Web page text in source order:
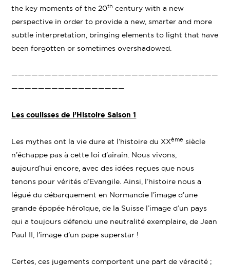
the key moments of the 20th century with a new
perspective in order to provide a new, smarter and more
subtle interpretation, bringing elements to light that have
been forgotten or sometimes overshadowed.
———————————————————————————————
—————————————————
Les coulisses de l’Histoire Saison 1
Les mythes ont la vie dure et l’histoire du XXème siècle
n’échappe pas à cette loi d’airain. Nous vivons,
aujourd’hui encore, avec des idées reçues que nous
tenons pour vérités d’Evangile. Ainsi, l’histoire nous a
légué du débarquement en Normandie l’image d’une
grande épopée héroïque, de la Suisse l’image d’un pays
qui a toujours défendu une neutralité exemplaire, de Jean
Paul II, l’image d’un pape superstar !
Certes, ces jugements comportent une part de véracité ;